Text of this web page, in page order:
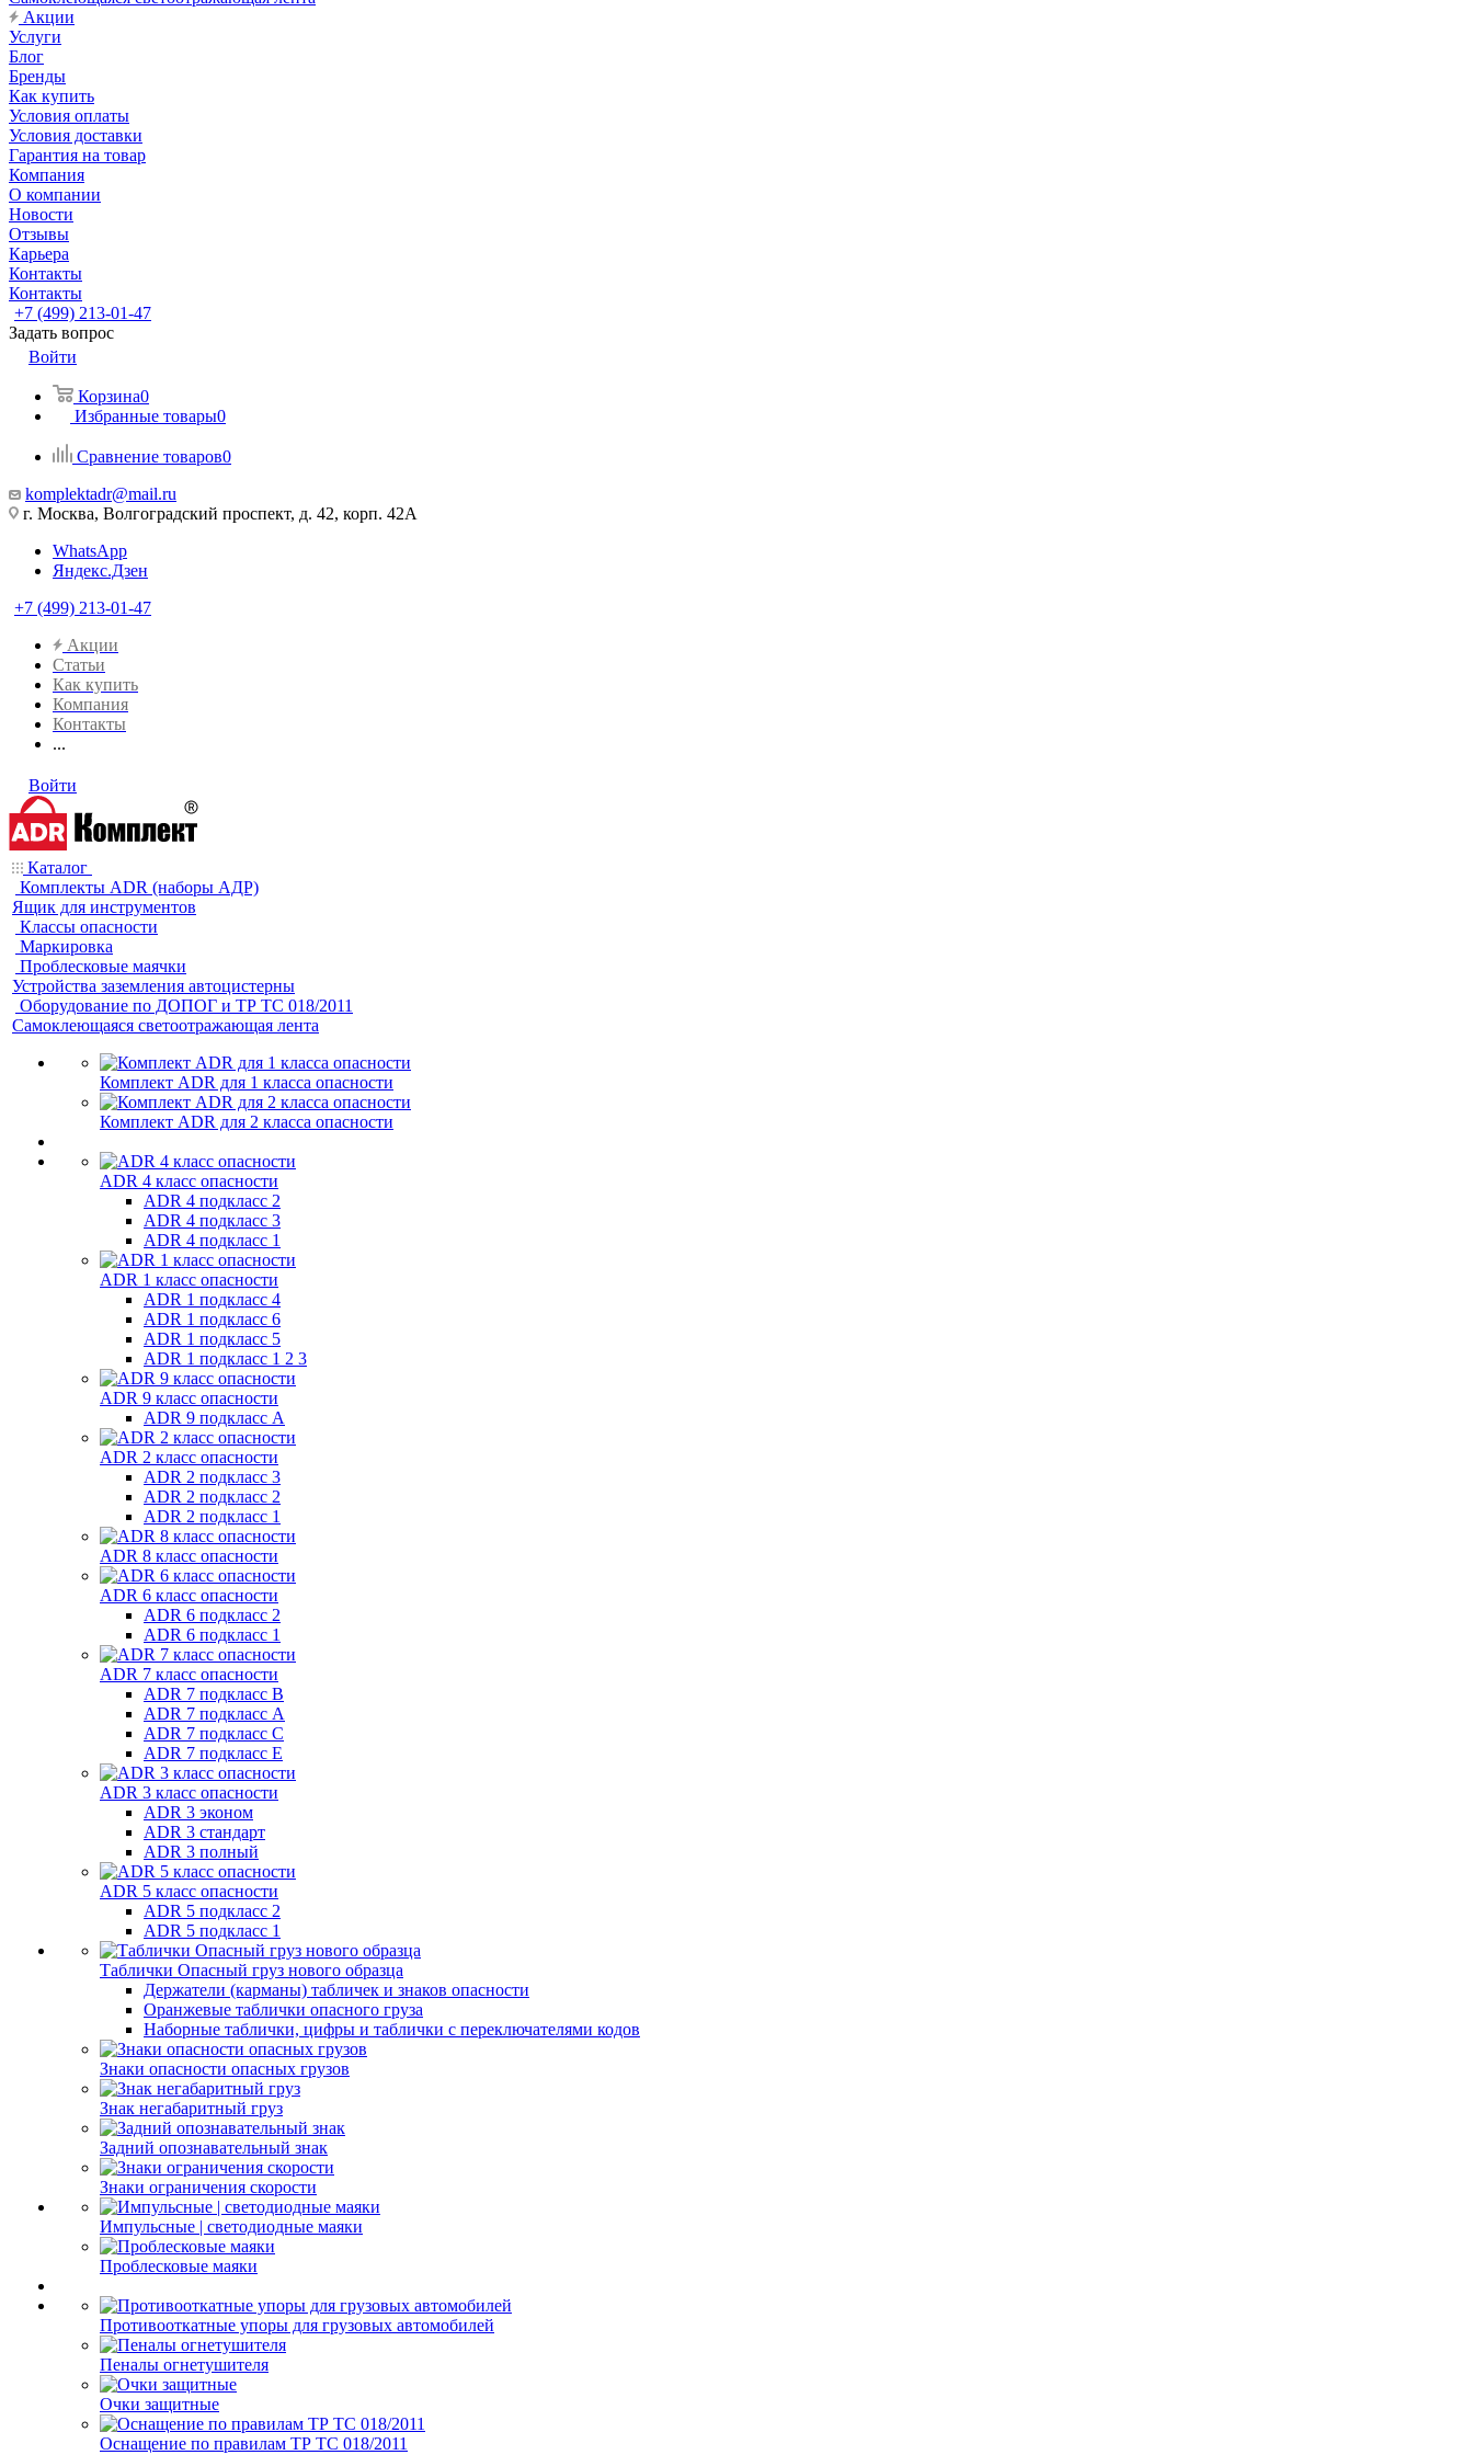
Акции
Услуги
Блог
Бренды
Как купить
Условия оплаты
Условия доставки
Гарантия на товар
Компания
О компании
Новости
Отзывы
Карьера
Контакты
Контакты
+7 (499) 213-01-47
Задать вопрос
Войти
Корзина0
Избранные товары0
Сравнение товаров0
komplektadr@mail.ru
г. Москва, Волгоградский проспект, д. 42, корп. 42А
WhatsApp
Яндекс.Дзен
+7 (499) 213-01-47
Акции
Статьи
Как купить
Компания
Контакты
...
Войти
Каталог
Комплекты ADR (наборы АДР)
Ящик для инструментов
Классы опасности
Маркировка
Проблесковые маячки
Устройства заземления автоцистерны
Оборудование по ДОПОГ и ТР ТС 018/2011
Самоклеющаяся светоотражающая лента
Комплект ADR для 1 класса опасности
Комплект ADR для 2 класса опасности
ADR 4 класс опасности
ADR 4 подкласс 2
ADR 4 подкласс 3
ADR 4 подкласс 1
ADR 1 класс опасности
ADR 1 подкласс 4
ADR 1 подкласс 6
ADR 1 подкласс 5
ADR 1 подкласс 1 2 3
ADR 9 класс опасности
ADR 9 подкласс A
ADR 2 класс опасности
ADR 2 подкласс 3
ADR 2 подкласс 2
ADR 2 подкласс 1
ADR 8 класс опасности
ADR 6 класс опасности
ADR 6 подкласс 2
ADR 6 подкласс 1
ADR 7 класс опасности
ADR 7 подкласс B
ADR 7 подкласс A
ADR 7 подкласс C
ADR 7 подкласс E
ADR 3 класс опасности
ADR 3 эконом
ADR 3 стандарт
ADR 3 полный
ADR 5 класс опасности
ADR 5 подкласс 2
ADR 5 подкласс 1
Таблички Опасный груз нового образца
Держатели (карманы) табличек и знаков опасности
Оранжевые таблички опасного груза
Наборные таблички, цифры и таблички с переключателями кодов
Знаки опасности опасных грузов
Знак негабаритный груз
Задний опознавательный знак
Знаки ограничения скорости
Импульсные | светодиодные маяки
Проблесковые маяки
Противооткатные упоры для грузовых автомобилей
Пеналы огнетушителя
Очки защитные
Оснащение по правилам ТР ТС 018/2011